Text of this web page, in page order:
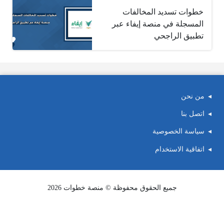
خطوات تسديد المخالفات
المسجلة في منصة إيفاء عبر
تطبيق الراجحي
من نحن
اتصل بنا
سياسة الخصوصية
اتفاقية الاستخدام
جميع الحقوق محفوظة © منصة خطوات 2026